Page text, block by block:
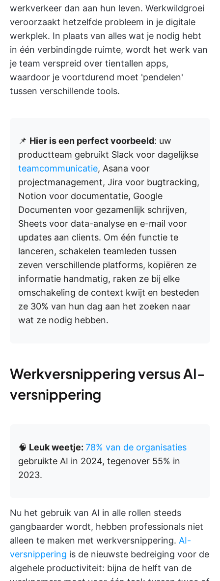
werkverkeer dan aan hun leven. Werkwildgroei
veroorzaakt hetzelfde probleem in je digitale
werkplek. In plaats van alles wat je nodig hebt
in één verbindingde ruimte, wordt het werk van
je team verspreid over tientallen apps,
waardoor je voortdurend moet 'pendelen'
tussen verschillende tools.
📌 Hier is een perfect voorbeeld: uw
productteam gebruikt Slack voor dagelijkse
teamcommunicatie, Asana voor
projectmanagement, Jira voor bugtracking,
Notion voor documentatie, Google
Documenten voor gezamenlijk schrijven,
Sheets voor data-analyse en e-mail voor
updates aan clients. Om één functie te
lanceren, schakelen teamleden tussen
zeven verschillende platforms, kopiëren ze
informatie handmatig, raken ze bij elke
omschakeling de context kwijt en besteden
ze 30% van hun dag aan het zoeken naar
wat ze nodig hebben.
Werkversnippering versus AI-
versnippering
🧠 Leuk weetje: 78% van de organisaties
gebruikte AI in 2024, tegenover 55% in
2023.
Nu het gebruik van AI in alle rollen steeds
gangbaarder wordt, hebben professionals niet
alleen te maken met werkversnippering. AI-
versnippering is de nieuwste bedreiging voor de
algehele productiviteit: bijna de helft van de